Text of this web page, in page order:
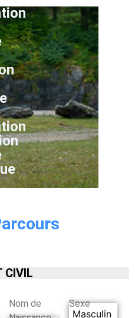
CIVIL
Nom de
Sexe
Masculin